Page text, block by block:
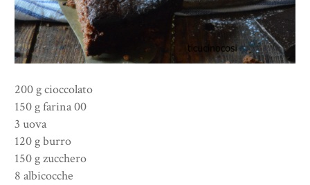
200 g cioccolato
150 g farina 00
3 uova
120 g burro
150 g zucchero
8 albicocche